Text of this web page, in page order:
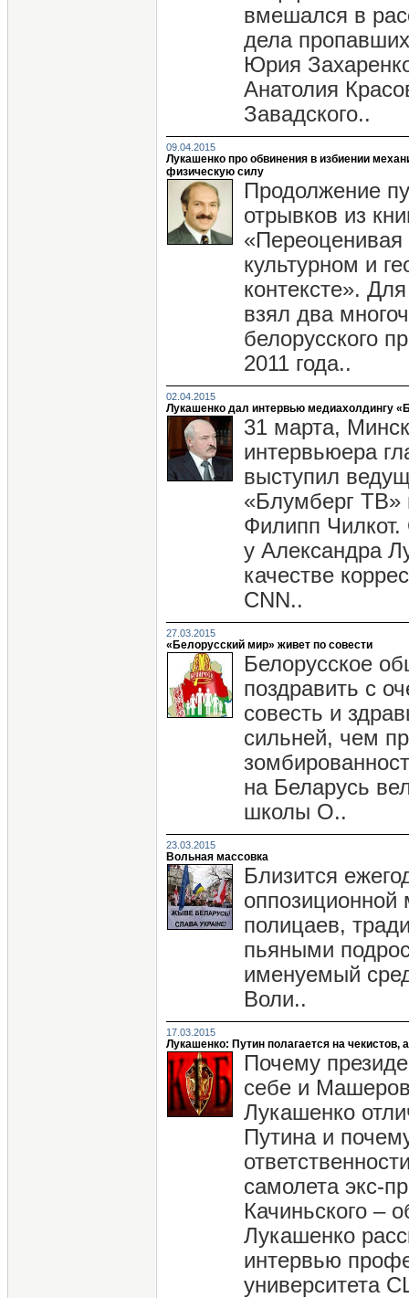
вмешался в
дела
Юрия
Анатолия
Завадского..
09.04.2015
Лукашенко про обвинения в избиении
физическую силу
Продолжение
отрывков из
культурном и
контексте».
взял два
белорусского
2011 года..
02.04.2015
Лукашенко дал интервью медиахолдингу
31 марта,
интервьюера
выступил
«Блумберг ТВ»
Филипп
у Александра
качестве
CNN..
27.03.2015
«Белорусский мир» живет по совести
Белорусское
поздравить с
совесть и
сильней, чем
на Беларусь
школы О..
23.03.2015
Вольная массовка
Близится
оппозиционной
полицаев,
пьяными
именуемый
Воли..
17.03.2015
Лукашенко: Путин полагается на чекистов,
Почему
себе и
Лукашенко
Путина и
самолета экс-
Качиньского –
Лукашенко
интервью
университета